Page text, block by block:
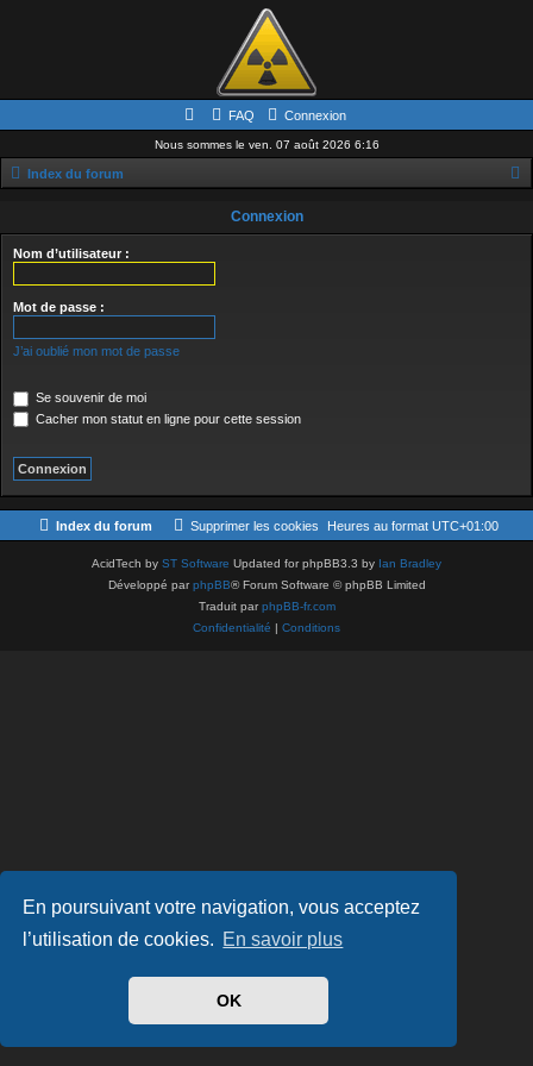
En poursuivant votre navigation, vous acceptez
l’utilisation de cookies. En savoir plus
OK
FAQ Connexion
Nous sommes le ven. 07 août 2026 6:16
Index du forum
Connexion
Nom d’utilisateur :
Mot de passe :
J’ai oublié mon mot de passe
Se souvenir de moi
Cacher mon statut en ligne pour cette session
Index du forum Heures au format UTC+01:00
Supprimer les cookies
AcidTech by ST Software Updated for phpBB3.3 by Ian Bradley
Développé parphpBB® Forum Software © phpBB Limited
Traduit parphpBB-fr.com
Confidentialité | Conditions